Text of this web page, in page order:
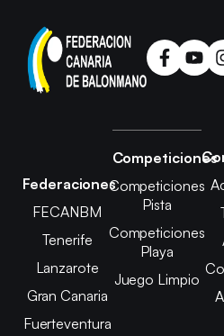
Federaciones
FECANBM
Tenerife
Lanzarote
Gran Canaria
Fuerteventura
Competiciones
Competiciones
Pista
Competiciones
Playa
Juego Limpio